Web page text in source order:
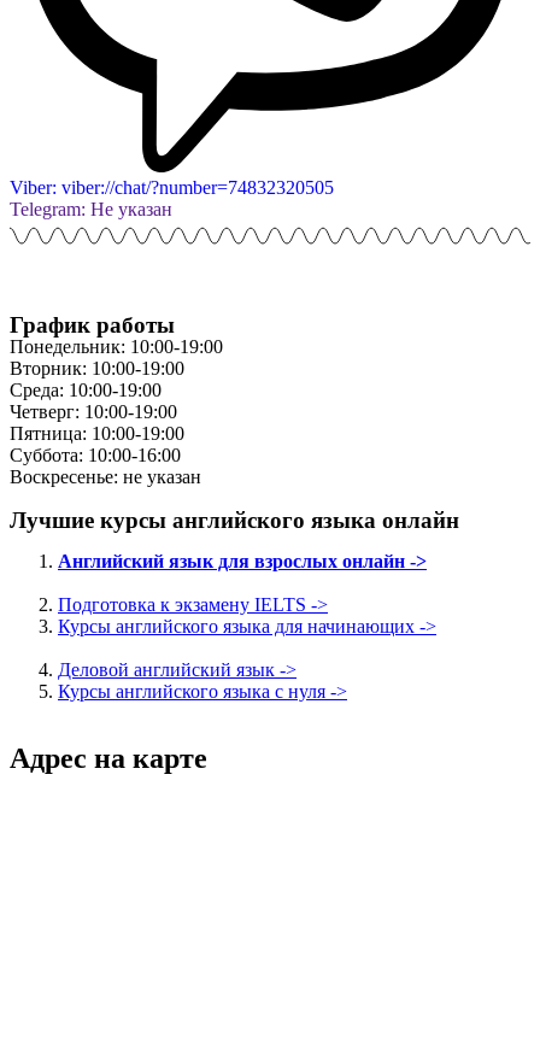
Viber: viber://chat/?number=74832320505
Telegram: Не указан
График работы
Понедельник: 10:00-19:00
Вторник: 10:00-19:00
Среда: 10:00-19:00
Четверг: 10:00-19:00
Пятница: 10:00-19:00
Суббота: 10:00-16:00
Воскресенье: не указан
Лучшие курсы английского языка онлайн
Английский язык для взрослых онлайн ->
Подготовка к экзамену IELTS ->
Курсы английского языка для начинающих ->
Деловой английский язык ->
Курсы английского языка с нуля ->
Адрес на карте